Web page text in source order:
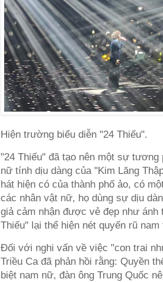
Hiện trường biểu diễn "24 Thiếu".
"24 Thiếu" đã tạo nên một sự
nữ tính dịu dàng của "Kim Lăng
hát hiện có của thành phố ảo, có
các nhân vật nữ, họ dùng sự dịu
giả cảm nhận được vẻ đẹp như ánh
Thiếu" lại thể hiện nét quyến rũ
Đối với nghi vấn về việc "con trai
Triều Ca đã phản hồi rằng: Quyền
biệt nam nữ, đàn ông Trung Quốc